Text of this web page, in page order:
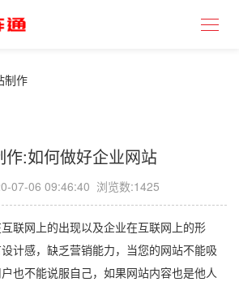
制作
作:如何做好企业网站
07-06 09:46:40 浏览数:1425
联网上的出现以及企业在互联网上的形
计感，缺乏营销能力，当您的网站不能吸
也不能说服自己，如果网站内容也是他人